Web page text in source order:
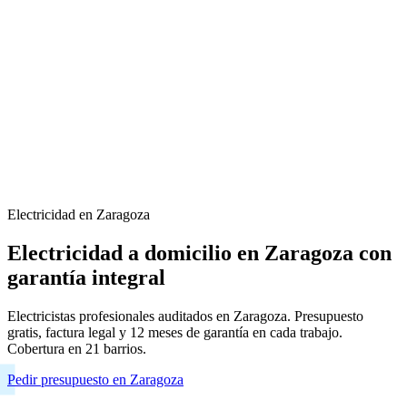
Electricidad en Zaragoza
Electricidad a domicilio en Zaragoza con
garantía integral
Electricistas profesionales auditados en Zaragoza. Presupuesto
gratis, factura legal y 12 meses de garantía en cada trabajo.
Cobertura en 21 barrios.
Pedir presupuesto en Zaragoza